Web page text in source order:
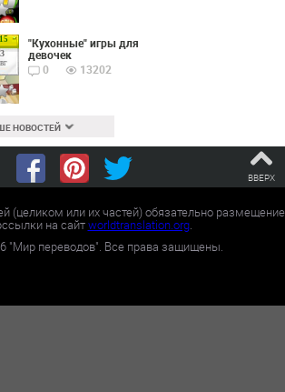
"Кухонные" игры для
девочек
0
13202
НОВОСТЕЙ
ВВЕРХ
(целиком или их частей) обязательно размещение
на сайтworldtranslation.org.
"Мир переводов". Все права защищены.